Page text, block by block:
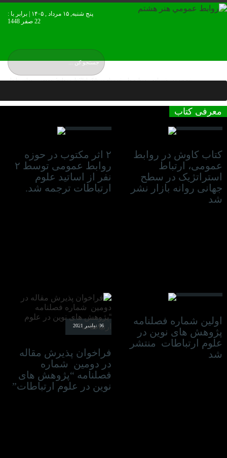
تماس با ما
ثبت نام در بانک اطلاعات روابط عمومی
درباره ما عضويت در خبرنامه
پنج شنبه, ۱۵ مرداد , ۱۴۰۵ | برابر با :
22 صفر 1448
معرفی کتاب
کتاب کاوش در روابط
عمومی، ارتباط
استراتژیک در سطح
جهانی روانه بازار نشر
شد
۲ اثر مکتوب در حوزه
روابط عمومی توسط ۲
نفر از اساتید علوم
ارتباطات ترجمه شد.
اولین شماره فصلنامه
پژوهش های نوین در
علوم ارتباطات منتشر
شد
06 نوامبر 2021
فراخوان پذیرش مقاله
در دومین شماره
فصلنامه “پژوهش های
نوین در علوم ارتباطات”